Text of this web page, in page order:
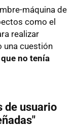
máquina de
como el
realizar
una cuestión
no tenía
de usuario